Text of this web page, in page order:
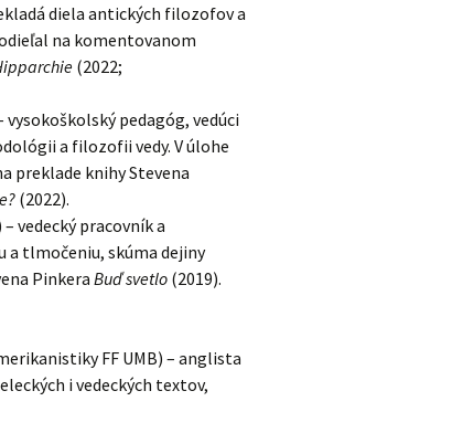
diela antických filozofov a
na komentovanom
(2022;
pedagóg, vedúci
a filozofii vedy. V úlohe
preklade knihy Stevena
(2022).
vedecký pracovník a
a tlmočeniu, skúma dejiny
Pinkera Buď svetlo (2019).
FF UMB) – anglista
i vedeckých textov,